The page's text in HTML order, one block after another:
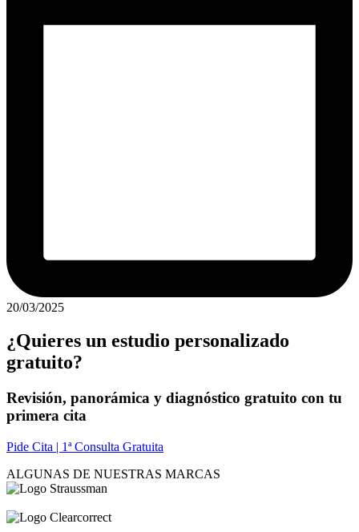
20/03/2025
¿Quieres un estudio personalizado
gratuito?
Revisión, panorámica y diagnóstico gratuito con tu
primera cita
Pide Cita | 1ª Consulta Gratuita
ALGUNAS DE NUESTRAS MARCAS